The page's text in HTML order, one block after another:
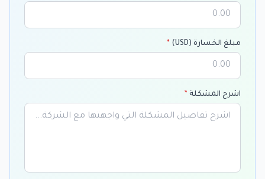
مبلغ الخسارة (USD) *
اشرح المشكلة *